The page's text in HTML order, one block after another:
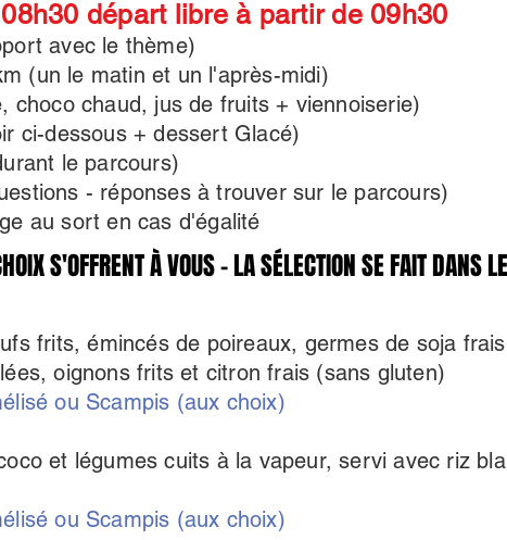
départ libre à partir de 09h30
avec le thème)
(un le matin et un l'après-midi)
choco chaud, jus de fruits + viennoiserie)
ci-dessous + dessert Glacé)
le parcours)
- réponses à trouver sur le parcours)
au sort en cas d'égalité
S'OFFRENT À VOUS - LA SÉLECTION SE FAIT DANS
S'OFFRENT À VOUS - LA SÉLECTION SE FAIT DANS
frits, émincés de poireaux, germes de soja
oignons frits et citron frais (sans gluten)
ou Scampis (aux choix)
et légumes cuits à la vapeur, servi avec riz
ou Scampis (aux choix)